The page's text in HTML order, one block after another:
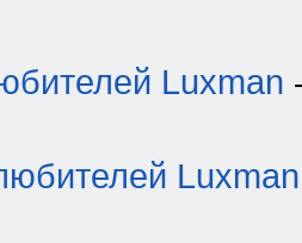
Luxman
Luxman